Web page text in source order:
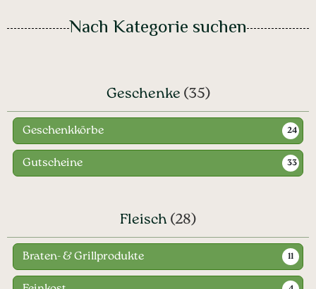
Nach Kategorie suchen
Geschenke (35)
Geschenkkörbe 24
Gutscheine 33
Fleisch (28)
Braten- & Grillprodukte 11